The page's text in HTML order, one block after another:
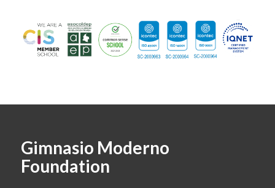
Gimnasio Moderno
Foundation